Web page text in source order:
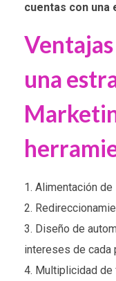
cuentas con una
una
Alimentación de
Diseño de
intereses de cada
Multiplicidad